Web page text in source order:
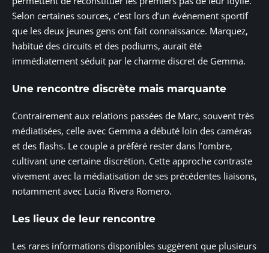
Selon certaines sources, c’est lors d’un événement sportif
que les deux jeunes gens ont fait connaissance. Marquez,
habitué des circuits et des podiums, aurait été
immédiatement séduit par le charme discret de Gemma.
Une rencontre discrète mais marquante
Contrairement aux relations passées de Marc, souvent très
médiatisées, celle avec Gemma a débuté loin des caméras
et des flashs. Le couple a préféré rester dans l’ombre,
cultivant une certaine discrétion. Cette approche contraste
vivement avec la médiatisation de ses précédentes liaisons,
notamment avec Lucia Rivera Romero.
Les lieux de leur rencontre
Les rares informations disponibles suggèrent que plusieurs